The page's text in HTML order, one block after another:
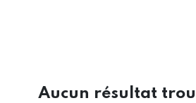
Aucun résultat